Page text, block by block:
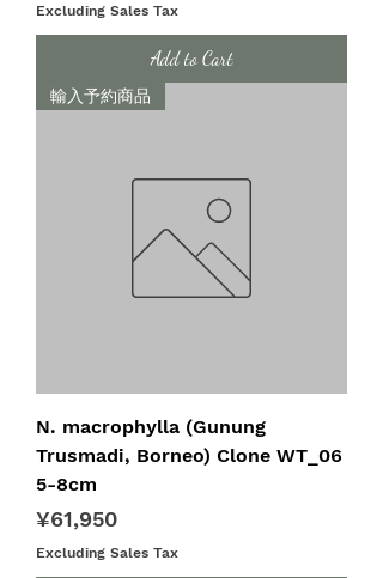
Excluding Sales Tax
Add to Cart
輸入予約商品
N. macrophylla (Gunung
Trusmadi, Borneo) Clone WT_06
5-8cm
Price
¥61,950
Excluding Sales Tax